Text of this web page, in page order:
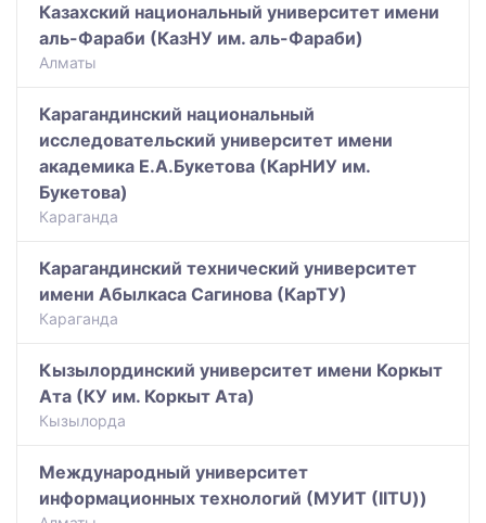
Казахский национальный университет имени
аль-Фараби (КазНУ им. аль-Фараби)
Алматы
Карагандинский национальный
исследовательский университет имени
академика Е.А.Букетова (КарНИУ им.
Букетова)
Караганда
Карагандинский технический университет
имени Абылкаса Сагинова (КарТУ)
Караганда
Кызылординский университет имени Коркыт
Ата (КУ им. Коркыт Ата)
Кызылорда
Международный университет
информационных технологий (МУИТ (IITU))